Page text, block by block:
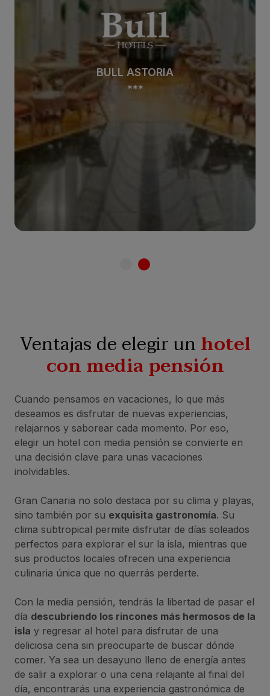
BULL ASTORIA
***
Ventajas de elegir unhotel
con media pensión
Cuando pensamos en vacaciones, lo que más
deseamos es disfrutar de nuevas experiencias,
relajarnos y saborear cada momento. Por eso,
elegir un hotel con media pensión se convierte en
una decisión clave para unas vacaciones
inolvidables.
Gran Canaria no solo destaca por su clima y playas,
sino también por su exquisita gastronomía. Su
clima subtropical permite disfrutar de días soleados
perfectos para explorar el sur la isla, mientras que
sus productos locales ofrecen una experiencia
culinaria única que no querrás perderte.
Con la media pensión, tendrás la libertad de pasar el
día descubriendo los rincones más hermosos de la
isla y regresar al hotel para disfrutar de una
deliciosa cena sin preocuparte de buscar dónde
comer. Ya sea un desayuno lleno de energía antes
de salir a explorar o una cena relajante al final del
día, encontrarás una experiencia gastronómica de